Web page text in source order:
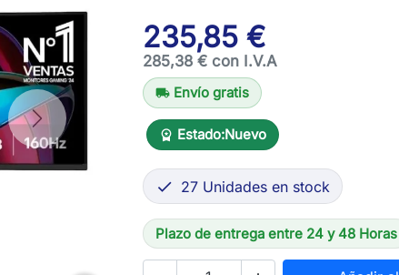
Next
235,85 €
285,38 € con I.V.A
local_shipping Envío gratis
workspace_premium Estado:Nuevo
 27 Unidades en stock
Plazo de entrega entre 24 y 48 Horas